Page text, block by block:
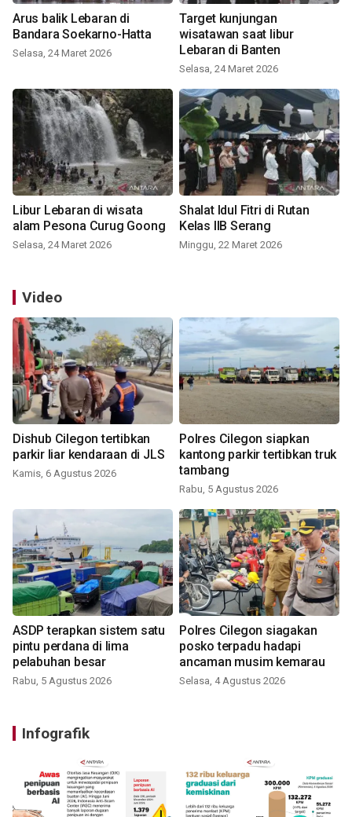
Arus balik Lebaran di
Bandara Soekarno-Hatta
Selasa, 24 Maret 2026
Target kunjungan
wisatawan saat libur
Lebaran di Banten
Selasa, 24 Maret 2026
Libur Lebaran di wisata
alam Pesona Curug Goong
Selasa, 24 Maret 2026
Shalat Idul Fitri di Rutan
Kelas IIB Serang
Minggu, 22 Maret 2026
Video
Dishub Cilegon tertibkan
parkir liar kendaraan di JLS
Kamis, 6 Agustus 2026
Polres Cilegon siapkan
kantong parkir tertibkan truk
tambang
Rabu, 5 Agustus 2026
ASDP terapkan sistem satu
pintu perdana di lima
pelabuhan besar
Rabu, 5 Agustus 2026
Polres Cilegon siagakan
posko terpadu hadapi
ancaman musim kemarau
Selasa, 4 Agustus 2026
Infografik